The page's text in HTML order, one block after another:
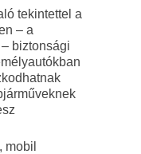
tekintettel a
– a
biztonsági
mobil